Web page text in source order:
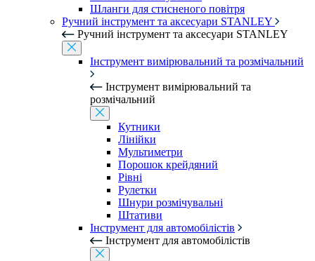
Шланги для стисненого повітря
Ручний інструмент та аксесуари STANLEY
Ручний інструмент та аксесуари STANLEY
Інструмент вимірювальний та розмічальний
Інструмент вимірювальний та
розмічальний
Кутники
Лінійки
Мультиметри
Порошок крейдяний
Рівні
Рулетки
Шнури розмічувальні
Штативи
Інструмент для автомобілістів
Інструмент для автомобілістів